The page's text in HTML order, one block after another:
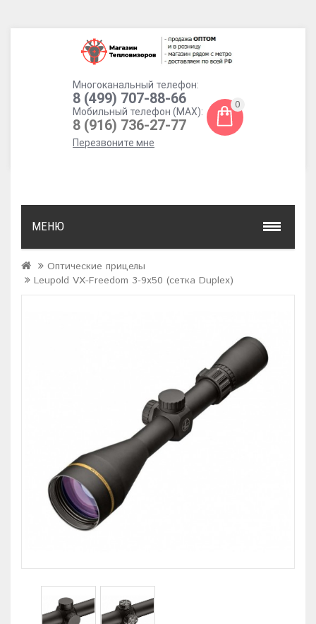
Многоканальный телефон:
8 (499) 707-88-66
Мобильный телефон (MAX):
8 (916) 736-27-77
Перезвоните мне
0
МЕНЮ
Оптические прицелы
Leupold VX-Freedom 3-9x50 (сетка Duplex)